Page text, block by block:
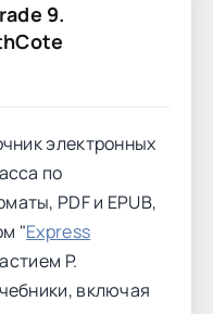
9.
электронных
по
PDF и EPUB,
"Express
P.
включая